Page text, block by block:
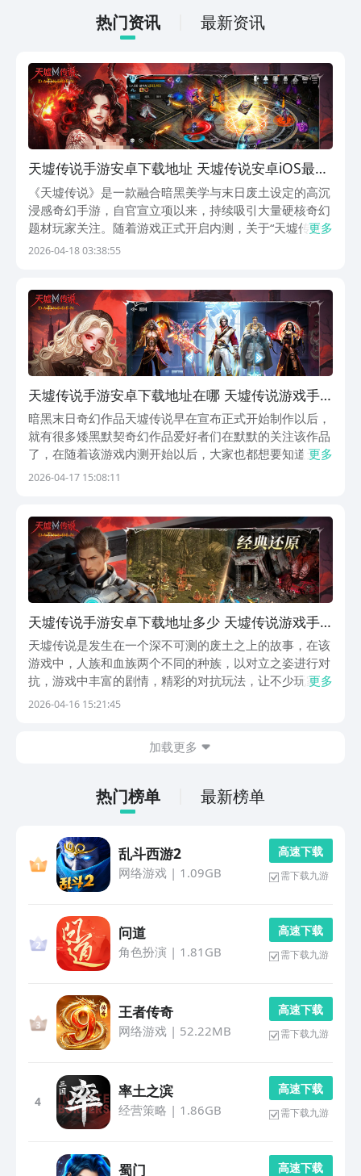
面了，所以感兴趣就接着往下看吧。
热门资讯 最新资讯
天墟传说手游安卓下载地址 天墟传说安卓iOS最新
版本安装包获取指南
《天墟传说》是一款融合暗黑美学与末日废土设定的高沉
浸感奇幻手游，自官宣立项以来，持续吸引大量硬核奇幻
题材玩家关注。随着游戏正式开启内测，关于“天墟传说
手游下载”的搜索热度显著攀升。为满足广大玩家需求，
更多
2026-04-18 03:38:55
天墟传说手游安卓下载地址在哪 天墟传说游戏手
机版下载安装链接指引
暗黑末日奇幻作品天墟传说早在宣布正式开始制作以后，
就有很多矮黑默契奇幻作品爱好者们在默默的关注该作品
了，在随着该游戏内测开始以后，大家也都想要知道天墟
传说手游下载，对于大家当前的这个需求，小编肯定是要
#《《...
更多
2026-04-17 15:08:11
天墟传说手游安卓下载地址多少 天墟传说游戏手
机版哪里下载
天墟传说是发生在一个深不可测的废土之上的故事，在该
游戏中，人族和血族两个不同的种族，以对立之姿进行对
抗，游戏中丰富的剧情，精彩的对抗玩法，让不少玩家想
下载玩一下，那么，天墟传说手游下载地址多少？对于想
更多
2026-04-16 15:21:45
加载更多
热门榜单 最新榜单
乱斗西游2
网络游戏| 1.09GB
高 速 下 载
需下载九游
问道
角色扮演 | 1.81GB
高 速 下 载
需下载九游
王者传奇
网络游戏| 52.22MB
高 速 下 载
需下载九游
4
率土之滨
经营策略 | 1.86GB
高 速 下 载
需下载九游
蜀门 高 速 下 载